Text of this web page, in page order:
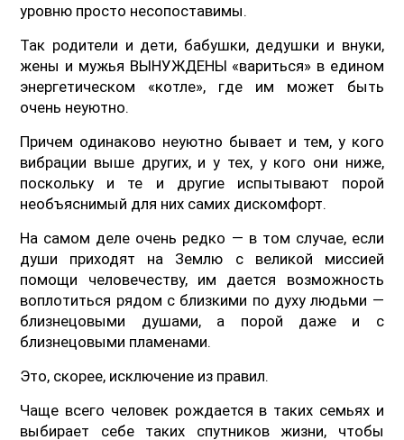
уровню просто несопоставимы.
Так родители и дети, бабушки, дедушки и внуки,
жены и мужья ВЫНУЖДЕНЫ «вариться» в едином
энергетическом «котле», где им может быть
очень неуютно.
Причем одинаково неуютно бывает и тем, у кого
вибрации выше других, и у тех, у кого они ниже,
поскольку и те и другие испытывают порой
необъяснимый для них самих дискомфорт.
На самом деле очень редко — в том случае, если
души приходят на Землю с великой миссией
помощи человечеству, им дается возможность
воплотиться рядом с близкими по духу людьми —
близнецовыми душами, а порой даже и с
близнецовыми пламенами.
Это, скорее, исключение из правил.
Чаще всего человек рождается в таких семьях и
выбирает себе таких спутников жизни, чтобы